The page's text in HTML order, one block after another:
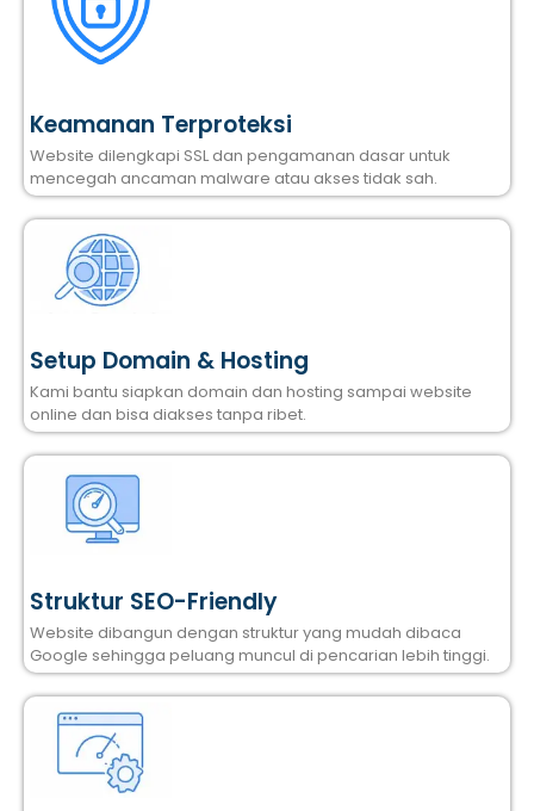
Keamanan Terproteksi
Website dilengkapi SSL dan pengamanan dasar untuk
mencegah ancaman malware atau akses tidak sah.
Setup Domain & Hosting
Kami bantu siapkan domain dan hosting sampai website
online dan bisa diakses tanpa ribet.
Struktur SEO-Friendly
Website dibangun dengan struktur yang mudah dibaca
Google sehingga peluang muncul di pencarian lebih tinggi.